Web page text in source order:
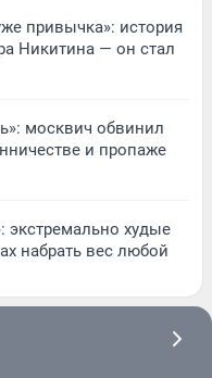
привычка»: история
Никитина — он стал
москвич обвинил
и пропаже
экстремально худые
набрать вес любой